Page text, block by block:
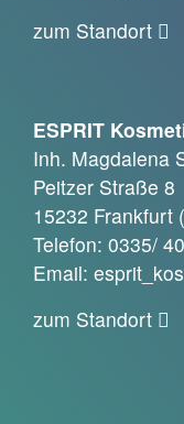
zum Standort
ESPRIT
Inh. Magdalena
Peitzer Straße 8
15232 Frankfurt
Telefon: 0335/
Email:
zum Standort